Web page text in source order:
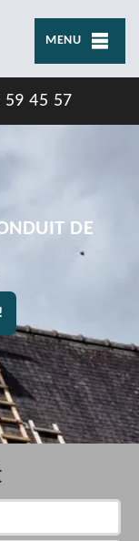
MENU
59 45 57
DE